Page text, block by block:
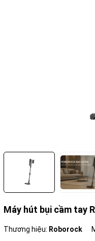
Máy hút bụi cầm tay
Thương hiệu: Roborock